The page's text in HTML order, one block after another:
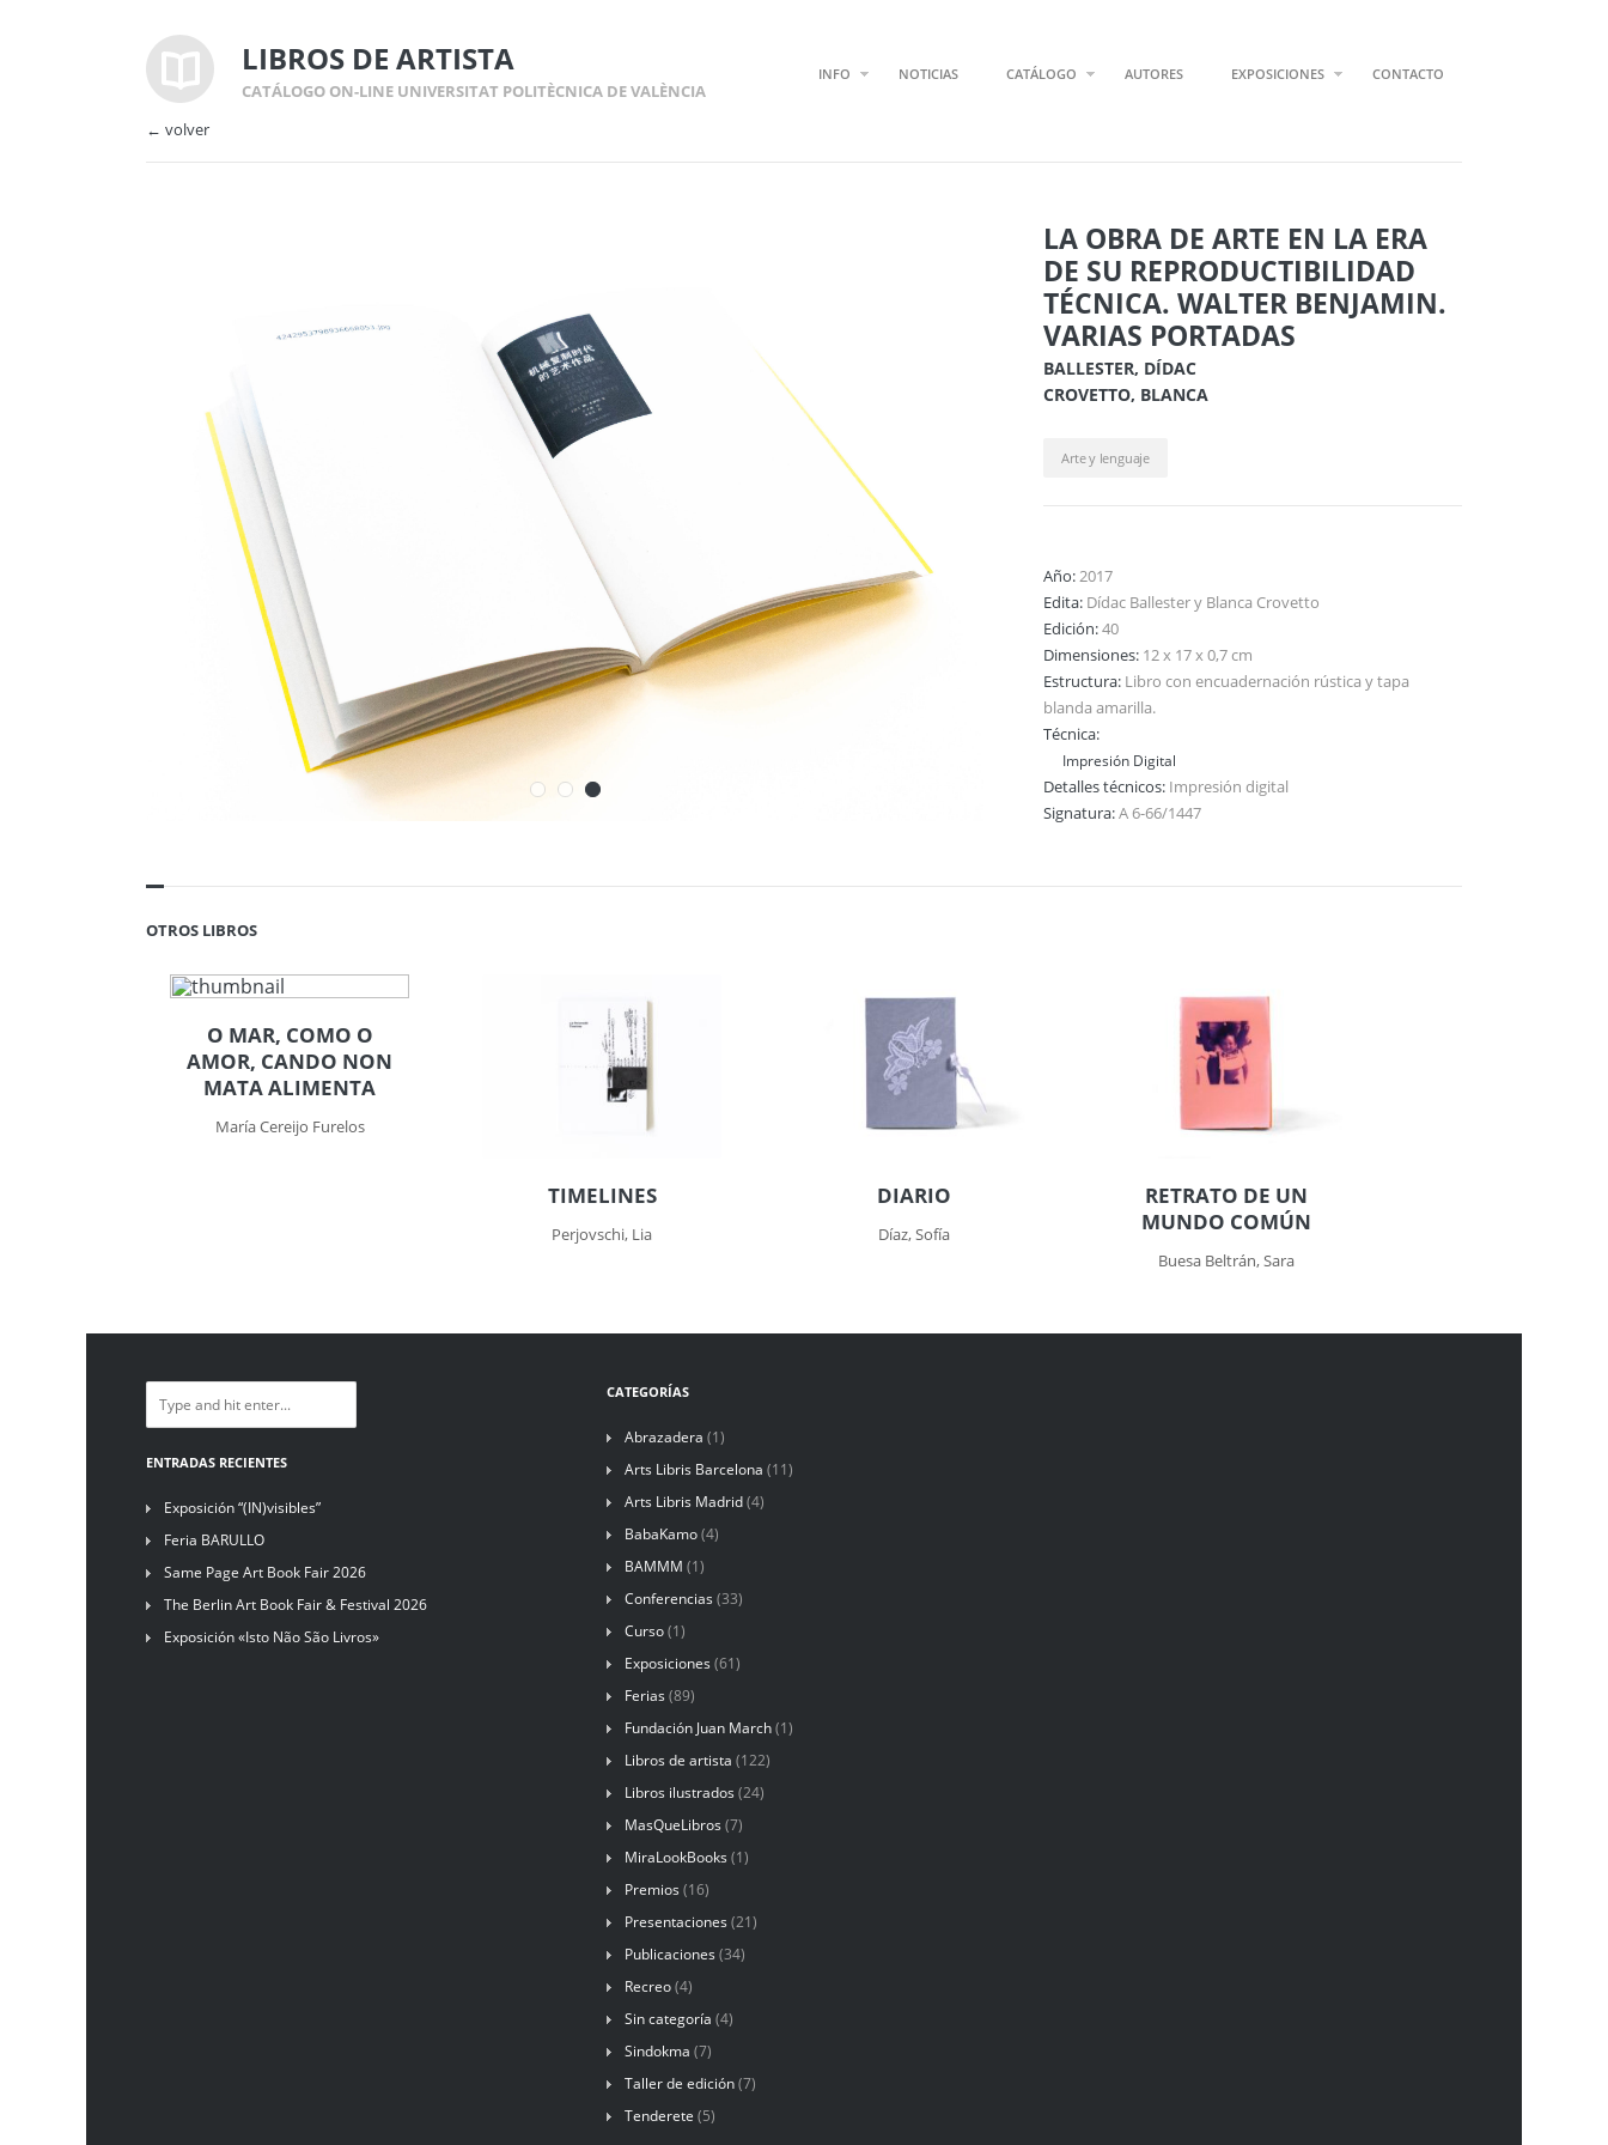
LIBROS DE ARTISTA
CATÁLOGO ON-LINE UNIVERSITAT POLITÈCNICA DE VALÈNCIA
INFO NOTICIAS CATÁLOGO AUTORES EXPOSICIONES CONTACTO
← volver
LA OBRA DE ARTE EN LA ERA
DE SU REPRODUCTIBILIDAD
TÉCNICA. WALTER BENJAMIN.
VARIAS PORTADAS
BALLESTER, DÍDAC
CROVETTO, BLANCA
Arte y lenguaje
Año:2017
Edita: Dídac Ballester y Blanca Crovetto
Edición:40
Dimensiones: 12 x 17 x 0,7 cm
Estructura: Libro con encuadernación rústica y tapa
blanda amarilla.
Técnica:
Impresión Digital
Detalles técnicos: Impresión digital
Signatura:A 6-66/1447
OTROS LIBROS
O MAR, COMO O
AMOR, CANDO NON
MATA ALIMENTA
María Cereijo Furelos
TIMELINES
Perjovschi, Lia
DIARIO
Díaz, Sofía
RETRATO DE UN
MUNDO COMÚN
Buesa Beltrán, Sara
ENTRADAS RECIENTES
Exposición “(IN)visibles”
Feria BARULLO
Same Page Art Book Fair 2026
The Berlin Art Book Fair & Festival 2026
Exposición «Isto Não São Livros»
CATEGORÍAS
Abrazadera (1)
Arts Libris Barcelona (11)
Arts Libris Madrid(4)
BabaKamo(4)
BAMMM (1)
Conferencias (33)
Curso(1)
Exposiciones (61)
Ferias (89)
Fundación Juan March(1)
Libros de artista (122)
Libros ilustrados (24)
MasQueLibros (7)
MiraLookBooks (1)
Premios (16)
Presentaciones (21)
Publicaciones (34)
Recreo(4)
Sin categoría (4)
Sindokma (7)
Taller de edición(7)
Tenderete (5)